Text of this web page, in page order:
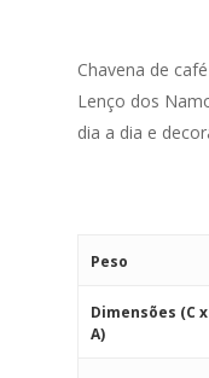
Chavena de
Lenço dos
dia a dia e
Peso
Dimensões (C
A)